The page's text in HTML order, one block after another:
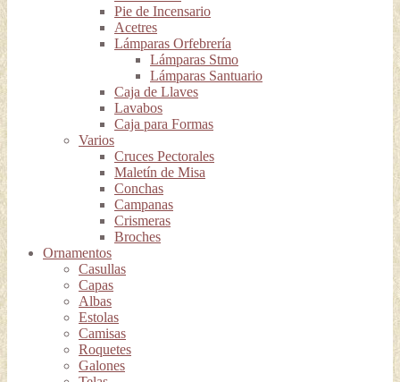
Pie de Incensario
Acetres
Lámparas Orfebrería
Lámparas Stmo
Lámparas Santuario
Caja de Llaves
Lavabos
Caja para Formas
Varios
Cruces Pectorales
Maletín de Misa
Conchas
Campanas
Crismeras
Broches
Ornamentos
Casullas
Capas
Albas
Estolas
Camisas
Roquetes
Galones